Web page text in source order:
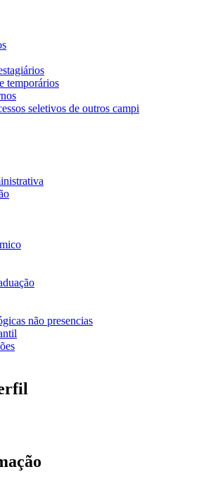
temporários
seletivos de outros campi
não presencias